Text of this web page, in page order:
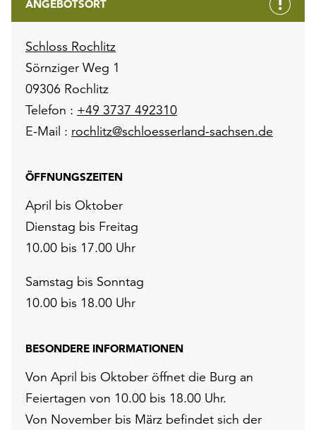
ANGEBOTSORT
Schloss Rochlitz
Sörnziger Weg 1
09306 Rochlitz
Telefon : +49 3737 492310
E-Mail : rochlitz@schloesserland-sachsen.de
ÖFFNUNGSZEITEN
April bis Oktober
Dienstag bis Freitag
10.00 bis 17.00 Uhr
Samstag bis Sonntag
10.00 bis 18.00 Uhr
BESONDERE INFORMATIONEN
Von April bis Oktober öffnet die Burg an
Feiertagen von 10.00 bis 18.00 Uhr.
Von November bis März befindet sich der